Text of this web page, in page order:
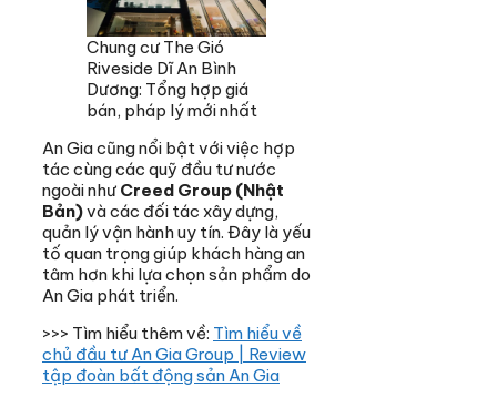
Chung cư The Gió
Riveside Dĩ An Bình
Dương: Tổng hợp giá
bán, pháp lý mới nhất
An Gia cũng nổi bật với việc hợp
tác cùng các quỹ đầu tư nước
ngoài như Creed Group (Nhật
Bản)và các đối tác xây dựng,
quản lý vận hành uy tín. Đây là yếu
tố quan trọng giúp khách hàng an
tâm hơn khi lựa chọn sản phẩm do
An Gia phát triển.
>>> Tìm hiểu thêm về: Tìm hiểu về
chủ đầu tư An Gia Group | Review
tập đoàn bất động sản An Gia